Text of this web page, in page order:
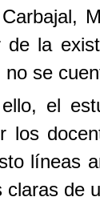
la
se
el
los
líneas
claras de